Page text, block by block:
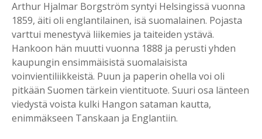
Arthur Hjalmar Borgström syntyi Helsingissä vuonna
1859, äiti oli englantilainen, isä suomalainen. Pojasta
varttui menestyvä liikemies ja taiteiden ystävä.
Hankoon hän muutti vuonna 1888 ja perusti yhden
kaupungin ensimmäisistä suomalaisista
voinvientiliikkeistä. Puun ja paperin ohella voi oli
pitkään Suomen tärkein vientituote. Suuri osa länteen
viedystä voista kulki Hangon sataman kautta,
enimmäkseen Tanskaan ja Englantiin.